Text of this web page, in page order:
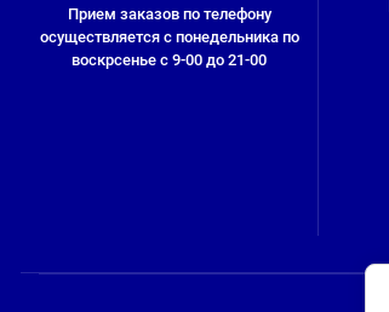
Прием заказов по телефону
осуществляется с понедельника по
воскрсенье с 9-00 до 21-00